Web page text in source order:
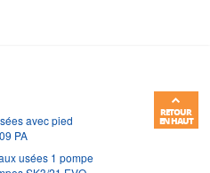
avec pied
PA
usées 1 pompe
RETOUR
EN HAUT